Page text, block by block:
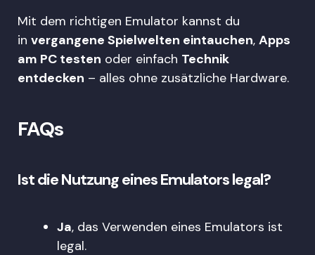
Mit dem richtigen Emulator kannst du
in vergangene Spielwelten eintauchen, Apps
am PC testen oder einfach Technik
entdecken – alles ohne zusätzliche Hardware.
FAQs
Ist die Nutzung eines Emulators legal?
Ja, das Verwenden eines Emulators ist
legal.